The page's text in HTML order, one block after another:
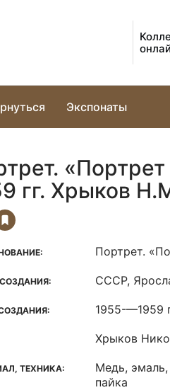
Экспонаты
гг. Хрыков
Портрет.
СССР,
1955-—1959
Хрыков
ТЕХНИКА:
Медь,
пайка